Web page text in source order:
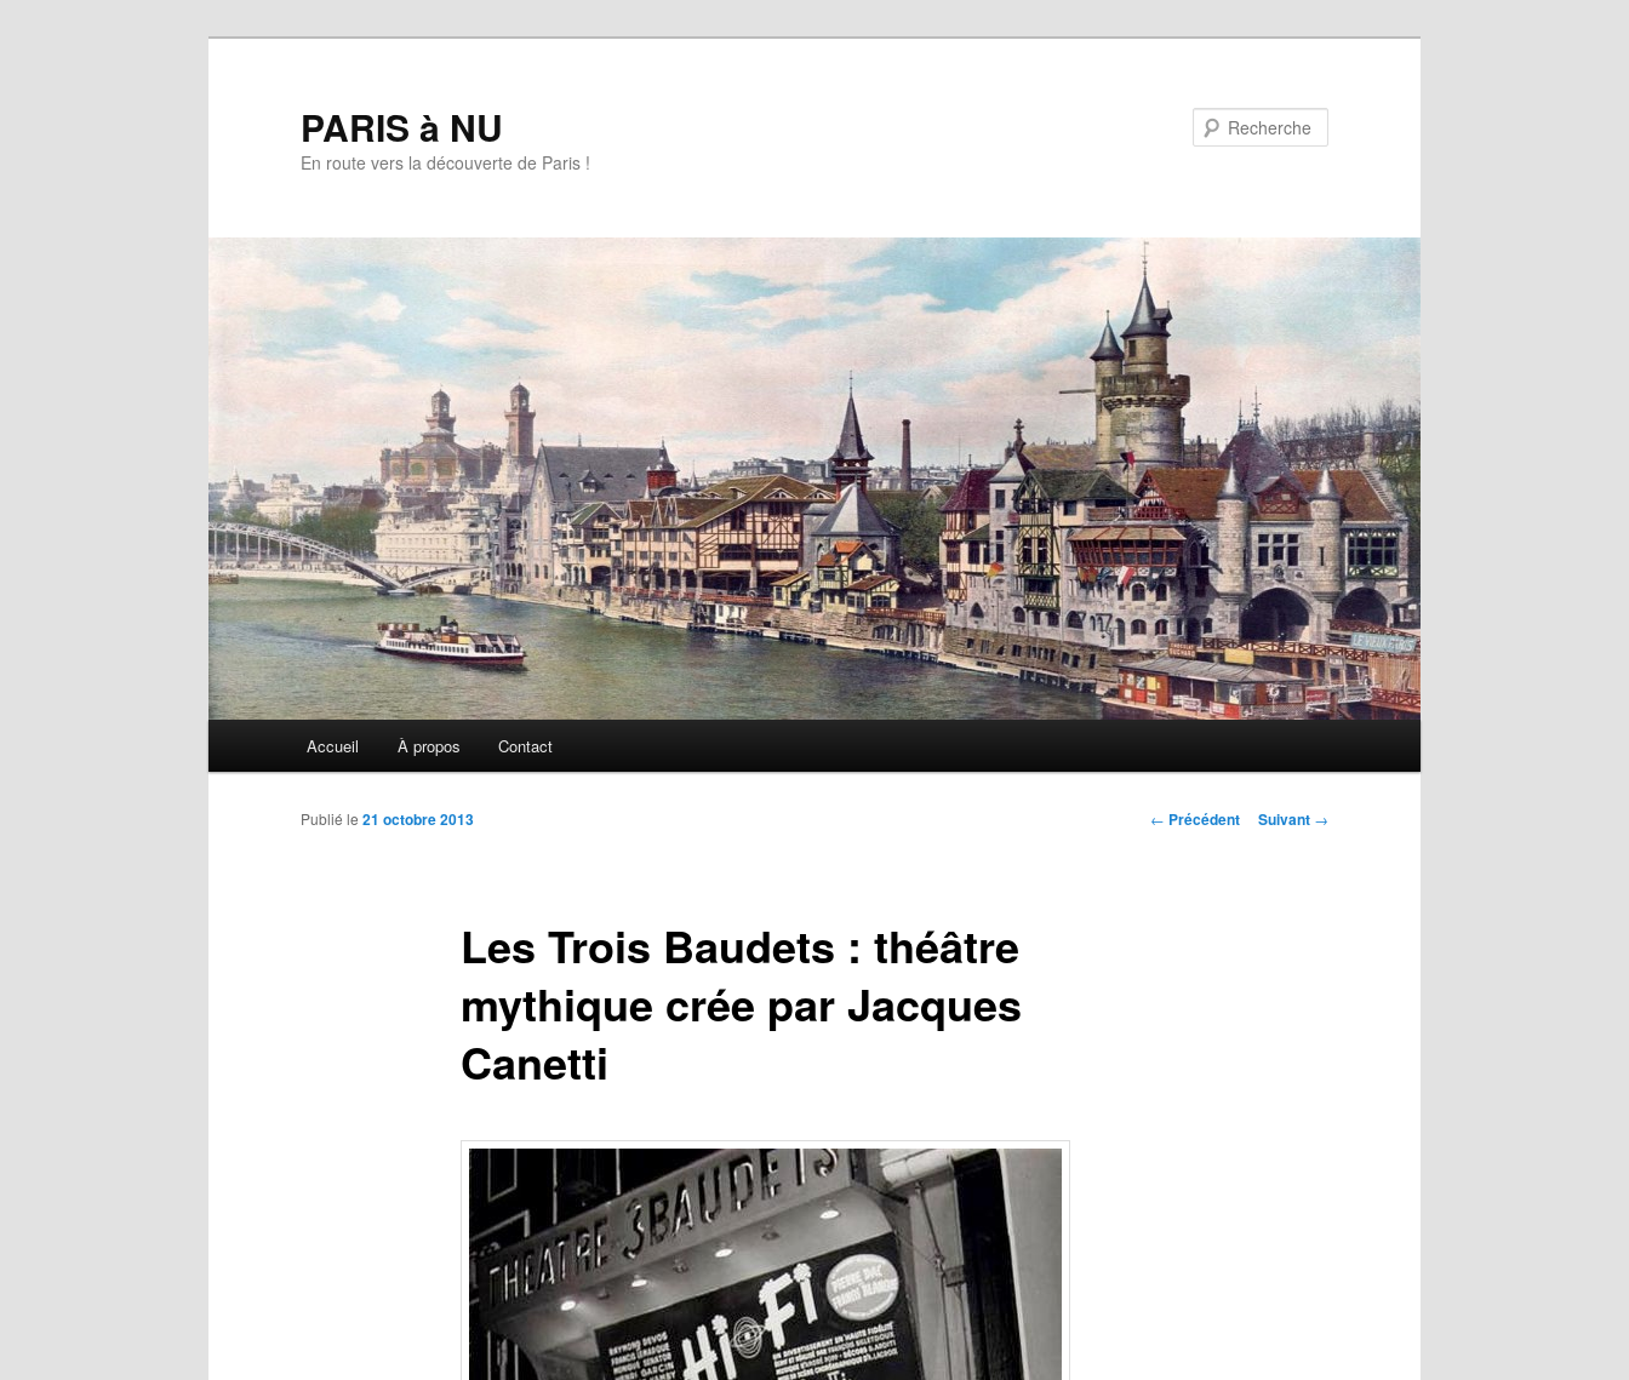
PARIS à NU
En route vers la découverte de Paris !
Accueil À propos Contact
Navigation
← Précédent Suivant →
Les Trois Baudets : théâtre
mythique crée par Jacques
Canetti
Publié le 21 octobre 2013